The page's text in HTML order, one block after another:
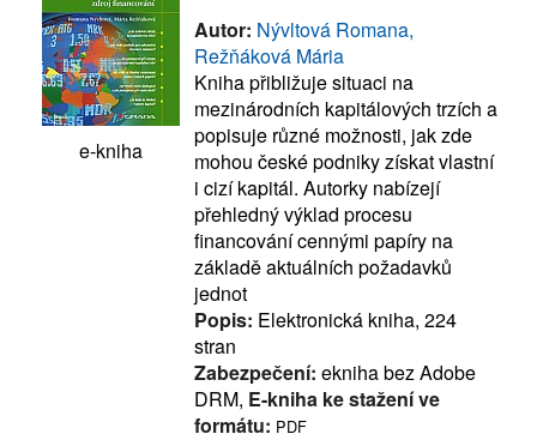
e-kniha
Autor: Nývltová Romana,
Režňáková Mária
Kniha přibližuje situaci na
mezinárodních kapitálových trzích a
popisuje různé možnosti, jak zde
mohou české podniky získat vlastní
i cizí kapitál. Autorky nabízejí
přehledný výklad procesu
financování cennými papíry na
základě aktuálních požadavků
jednot
Popis: Elektronická kniha, 224
stran
Zabezpečení: ekniha bez Adobe
DRM, E-kniha ke stažení ve
formátu: PDF